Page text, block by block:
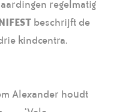
regelmatig
beschrijft de
kindcentra.
Alexander houdt